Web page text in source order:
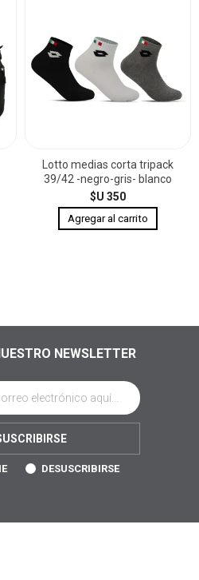
Lotto medias corta tripack
39/42 -negro-gris- blanco
$U 350
NEWSLETTER
DESUSCRIBIRSE